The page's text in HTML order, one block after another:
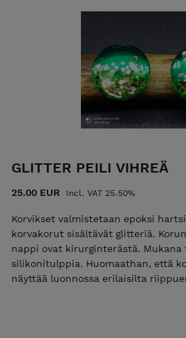
GLITTER PEILI VIHREÄ
25.00 EUR Incl. VAT 25.50%
Korvikset valmistetaan epoksi
korvakorut sisältävät glitteriä.
nappi ovat kirurginterästä. Mukana
silikonitulppia. Huomaathan, että
näyttää luonnossa erilaisilta